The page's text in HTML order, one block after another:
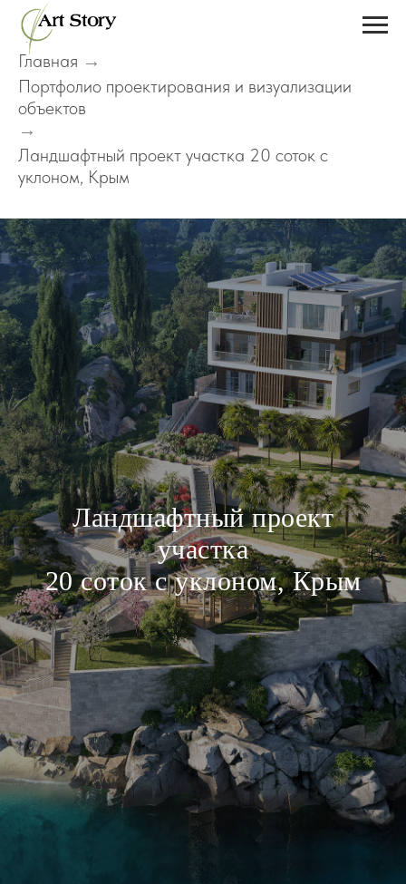
Главная →
Портфолио проектирования и визуализации
объектов
→
Ландшафтный проект участка 20 соток с
уклоном, Крым
Ландшафтный проект
участка
20 соток с уклоном, Крым